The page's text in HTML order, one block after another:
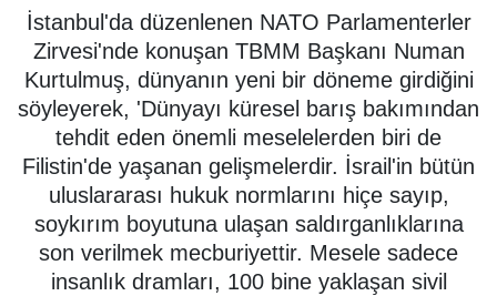
İstanbul'da düzenlenen NATO Parlamenterler
Zirvesi'nde konuşan TBMM Başkanı Numan
Kurtulmuş, dünyanın yeni bir döneme girdiğini
söyleyerek, 'Dünyayı küresel barış bakımından
tehdit eden önemli meselelerden biri de
Filistin'de yaşanan gelişmelerdir. İsrail'in bütün
uluslararası hukuk normlarını hiçe sayıp,
soykırım boyutuna ulaşan saldırganlıklarına
son verilmek mecburiyettir. Mesele sadece
insanlık dramları, 100 bine yaklaşan sivil
ÇEVRE
YAŞAM
BİLİM - TEKNOLOJİ
KADIN
KÜLTÜR SANAT